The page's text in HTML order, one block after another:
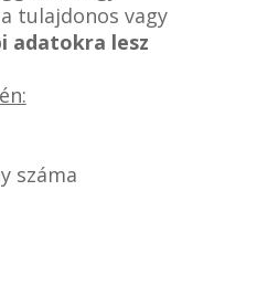
tulajdonos vagy
adatokra lesz
száma